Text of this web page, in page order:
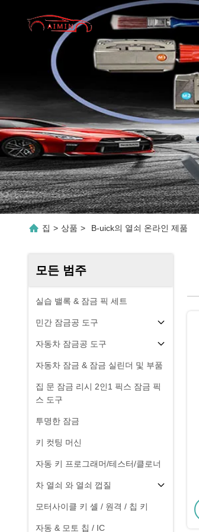
집 > 상품 > B-uick의 열쇠 온라인 제품
모든 범주
실습 밸록 & 잠금 픽 세트
민간 잠금공 도구
자동차 잠금공 도구
자동차 잠금 & 잠금 실린더 및 부품
집 문 잠금 리시 2인1 픽스 잠금 픽
스 도구
투명한 잠금
키 컷팅 머신
자동 키 프로그래머/테스터/클로너
차 열쇠 와 열쇠 껍질
모터사이클 키 셸 / 원격 / 칩 키
자동 & 모토 칩 / IC